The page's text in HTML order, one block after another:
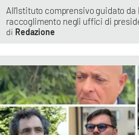
All’Istituto comprensivo guidato
raccoglimento negli uffici di
Redazione